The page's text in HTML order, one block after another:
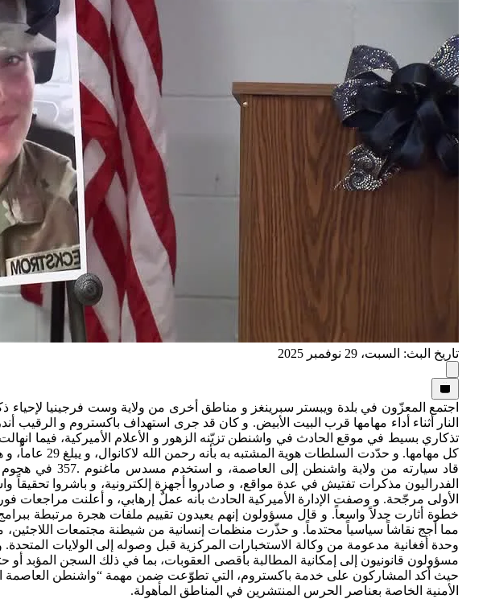
تاريخ البث: السبت، 29 نوفمبر 2025
اجتمع المعزّون في بلدة ويبستر سبرينغز و مناطق أخرى من ولاية وست فرجينيا
تذكاري بسيط في موقع الحادث في واشنطن تزيّنه الزهور و الأعلام الأميركية، فيما
قاد سيارته
الفدراليون مذكرات تفتيش في عدة مواقع، و صادروا أجهزة إلكترونية، و باشروا
الأولى مرجّحة. و وصفت الإدارة الأميركية الحادث بأنه عملٌ إرهابي، و أعلنت
خطوة أثارت جدلاً واسعاً. و قال مسؤولون إنهم يعيدون تقييم ملفات هجرة مرتبطة
مما أجج نقاشاً سياسياً محتدماً. و حذّرت منظمات إنسانية من شيطنة مجتمعات اللاجئين،
وحدة أفغانية مدعومة من وكالة الاستخبارات المركزية قبل وصوله إلى الولايات
مسؤولون قانونيون إلى إمكانية المطالبة بأقصى العقوبات، بما في ذلك السجن المؤبد
حيث أكد المشاركون على خدمة باكستروم، التي تطوّعت ضمن مهمة “واشنطن العاصمة
الأمنية الخاصة بعناصر الحرس المنتشرين في المناطق المأهولة.